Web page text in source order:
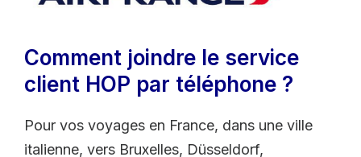
Comment joindre le service
client HOP par téléphone ?
Pour vos voyages en France, dans une ville
italienne, vers Bruxelles, Düsseldorf,